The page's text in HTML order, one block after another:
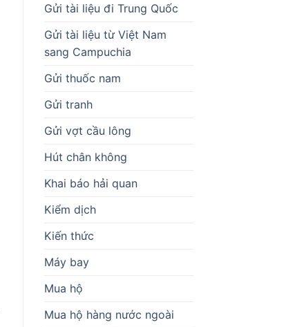
Gửi tài liệu đi Trung Quốc
Gửi tài liệu từ Việt Nam
sang Campuchia
Gửi thuốc nam
Gửi tranh
Gửi vợt cầu lông
Hút chân không
Khai báo hải quan
Kiểm dịch
Kiến thức
Máy bay
Mua hộ
Mua hộ hàng nước ngoài